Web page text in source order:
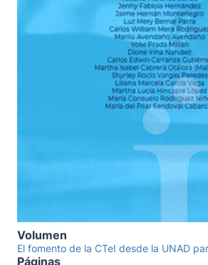
Volumen
El fomento de la CTeI desde la UNAD
Páginas